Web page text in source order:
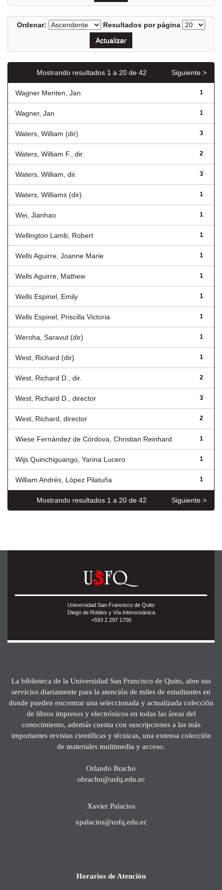
Ordenar: Resultados por página
Mostrando resultados 1 a 20 de 42 Siguiente >
Wagner Menten, Jan 1
Wagner, Jan 1
Waters, William (dir) 3
Waters, William F., dir. 2
Waters, William, dir. 3
Waters, Williams (dir) 1
Wei, Jianhao 1
Wellington Lamb, Robert 1
Wells Aguirre, Joanne Marie 1
Wells Aguirre, Mathew 1
Wells Espinel, Emily 1
Wells Espinel, Priscilla Victoria 1
Weroha, Saravut (dir) 1
West, Richard (dir) 1
West, Richard D., dir. 2
West, Richard D., director 3
West, Richard, director 2
Wiese Fernández de Córdova, Christian Reinhard 1
Wijs Quinchiguango, Yarina Lucero 1
William Andrés, López Pilatuña 1
Mostrando resultados 1 a 20 de 42 Siguiente >
Universidad San Francisco de Quito
Diego de Robles y Vía Interoceánica
+593 2 297 1700
La biblioteca de la Universidad San Francisco de Quito, abre sus
servicios diariamente para la atención de miles de estudiantes en
donde pueden encontrar una seleccionada y actualizada colección
de libros impresos y electrónicos en todas las áreas del
conocimiento, además cuenta con suscripciones a las más
importantes revistas científicas y técnicas, una extensa colección
de materiales multimedia y acceso.
Orlando Bracho
obracho@usfq.edu.ec
Xavier Palacios
xpalacios@usfq.edu.ec
Horarios de Atención